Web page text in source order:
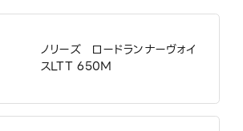
ノリーズ ロードランナーヴォイ
スLTT 650M